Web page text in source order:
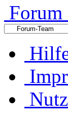
Forum